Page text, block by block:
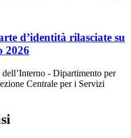
d’identità rilasciate su
2026
- Dipartimento per
Centrale per i Servizi